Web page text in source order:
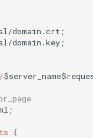
domain.crt;
domain.key;
{